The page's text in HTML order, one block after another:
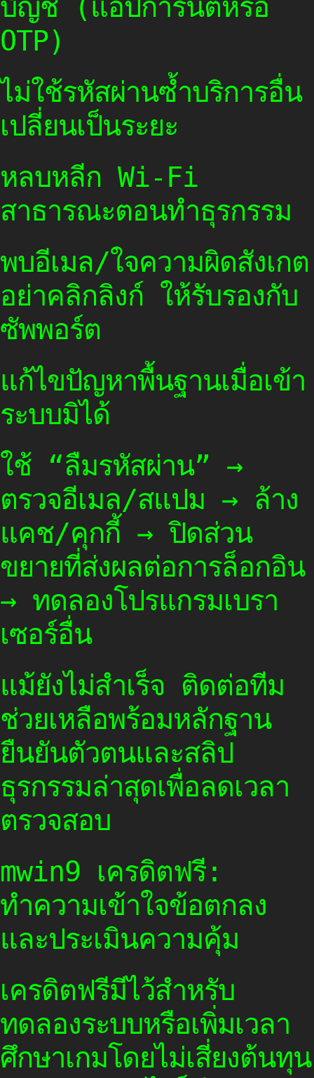
บัญชี (แอปการันตีหรือ
OTP)
ไม่ใช้รหัสผ่านซ้ำบริการอื่น
เปลี่ยนเป็นระยะ
หลบหลีก Wi-Fi
สาธารณะตอนทำธุรกรรม
พบอีเมล/ใจความผิดสังเกต
อย่าคลิกลิงก์ ให้รับรองกับ
ซัพพอร์ต
แก้ไขปัญหาพื้นฐานเมื่อเข้า
ระบบมิได้
ใช้ “ลืมรหัสผ่าน” →
ตรวจอีเมล/สแปม → ล้าง
แคช/คุกกี้ → ปิดส่วน
ขยายที่ส่งผลต่อการล็อกอิน
→ ทดลองโปรแกรมเบรา
เซอร์อื่น
แม้ยังไม่สำเร็จ ติดต่อทีม
ช่วยเหลือพร้อมหลักฐาน
ยืนยันตัวตนและสลิป
ธุรกรรมล่าสุดเพื่อลดเวลา
ตรวจสอบ
mwin9 เครดิตฟรี:
ทำความเข้าใจข้อตกลง
และประเมินความคุ้ม
เครดิตฟรีมีไว้สำหรับ
ทดลองระบบหรือเพิ่มเวลา
ศึกษาเกมโดยไม่เสี่ยงต้นทุน